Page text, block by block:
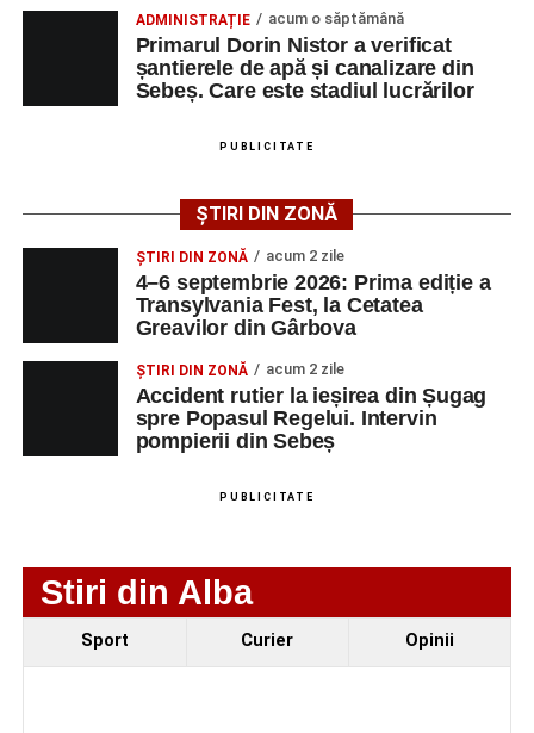
vătămare corporală din culpă.
Ultimele știri din Sebeș
O nouă viață salvată de pompierii din Sebeș. Un
cățel a fost scos în siguranță de sub o stivă de
bușteni
Femeie de 66 de ani, transportată în stare gravă la
spital după ce a fost lovită de o motocicletă pe
strada Dorobanți din Sebeș
Accident pe strada Dorobanți din Sebeș: fermeie
ADMINISTRAȚIE acum o săptămână
Primarul Dorin Nistor a verificat
șantierele de apă și canalizare din
Sebeș. Care este stadiul lucrărilor
PUBLICITATE
ȘTIRI DIN ZONĂ
ȘTIRI DIN ZONĂ acum 2 zile
4–6 septembrie 2026: Prima ediție a
Transylvania Fest, la Cetatea
Greavilor din Gârbova
ȘTIRI DIN ZONĂ acum 2 zile
Accident rutier la ieșirea din Șugag
spre Popasul Regelui. Intervin
pompierii din Sebeș
PUBLICITATE
Stiri din Alba
Sport Curier Opinii